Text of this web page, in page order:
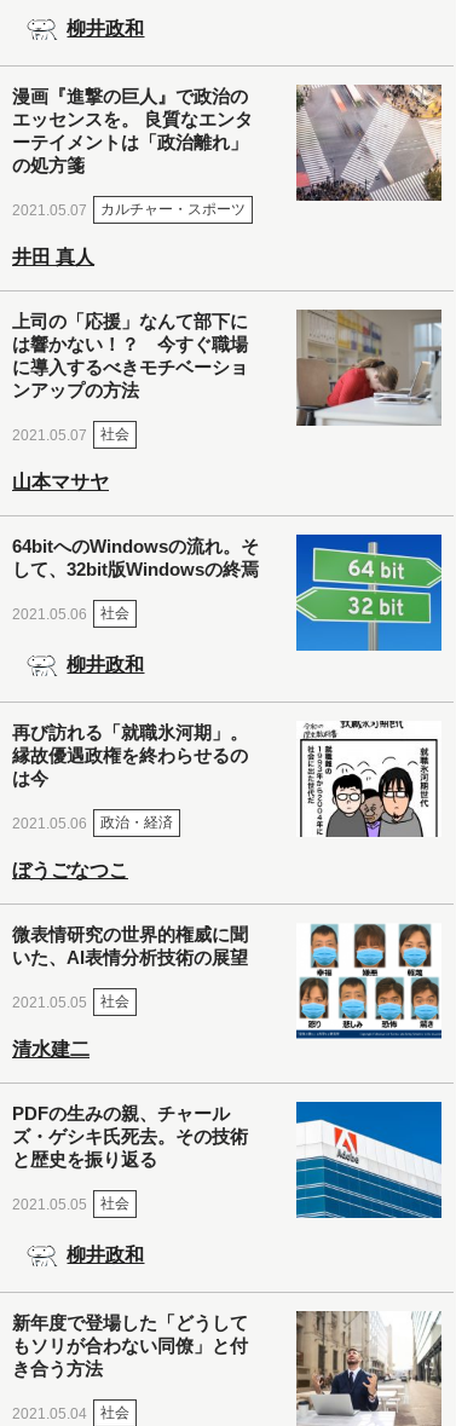
柳井政和
漫画『進撃の巨人』で政治の
エッセンスを。 良質なエンタ
ーテイメントは「政治離れ」
の処方箋
2021.05.07 カルチャー・スポーツ
井田 真人
上司の「応援」なんて部下に
は響かない！？ 今すぐ職場
に導入するべきモチベーショ
ンアップの方法
2021.05.07 社会
山本マサヤ
64bitへのWindowsの流れ。そ
して、32bit版Windowsの終焉
2021.05.06 社会
柳井政和
再び訪れる「就職氷河期」。
縁故優遇政権を終わらせるの
は今
2021.05.06 政治・経済
ぼうごなつこ
微表情研究の世界的権威に聞
いた、AI表情分析技術の展望
2021.05.05 社会
清水建二
PDFの生みの親、チャール
ズ・ゲシキ氏死去。その技術
と歴史を振り返る
2021.05.05 社会
柳井政和
新年度で登場した「どうして
もソリが合わない同僚」と付
き合う方法
2021.05.04 社会